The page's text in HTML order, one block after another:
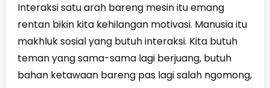
Interaksi satu arah bareng mesin itu emang
rentan bikin kita kehilangan motivasi. Manusia itu
makhluk sosial yang butuh interaksi. Kita butuh
teman yang sama-sama lagi berjuang, butuh
bahan ketawaan bareng pas lagi salah ngomong,